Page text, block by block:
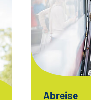
Abreise